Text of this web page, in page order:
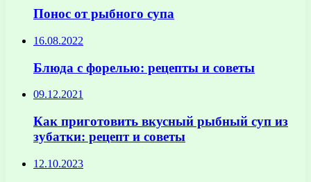
Понос от рыбного супа
16.08.2022
Блюда с форелью: рецепты и советы
09.12.2021
Как приготовить вкусный рыбный суп из
зубатки: рецепт и советы
12.10.2023